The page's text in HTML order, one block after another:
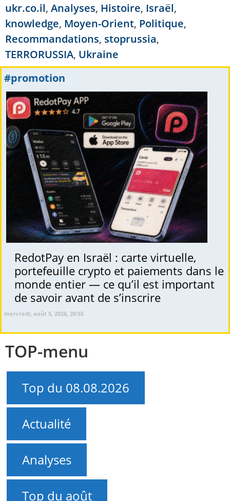
ukr.co.il, Analyses, Histoire, Israël,
knowledge, Moyen-Orient, Politique,
Recommandations, stoprussia,
TERRORUSSIA, Ukraine
#promotion
RedotPay en Israël : carte virtuelle,
portefeuille crypto et paiements dans le
monde entier — ce qu’il est important
de savoir avant de s’inscrire
mercredi, août 5, 2026, 20:55
TOP-menu
Top du 08.08.2026
Actualité
Analyses
Top du août